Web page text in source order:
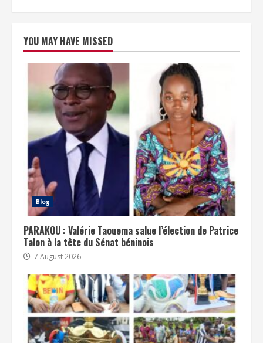
YOU MAY HAVE MISSED
Blog
PARAKOU : Valérie Taouema salue l’élection de Patrice
Talon à la tête du Sénat béninois
7 August 2026